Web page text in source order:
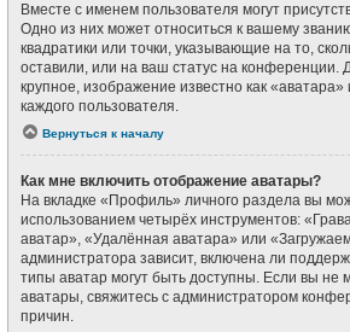
Вместе с именем пользователя могут
Одно из них может относиться к вашему
квадратики или точки, указывающие на то,
оставили, или на ваш статус на конференции.
крупное, изображение известно как
каждого пользователя.
Вернуться к началу
Как мне включить отображение аватары?
На вкладке «Профиль» личного раздела вы
использованием четырёх инструментов:
аватар», «Удалённая аватара» или
администратора зависит, включена ли
типы аватар могут быть доступны. Если вы не
аватары, свяжитесь с администратором
причин.